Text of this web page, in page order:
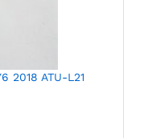
2018 ATU-L21